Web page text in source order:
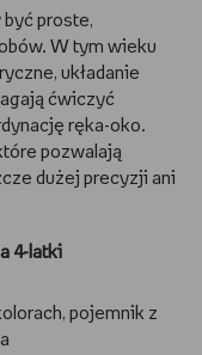
proste,
W tym wieku
układanie
ćwiczyć
ręka-oko.
pozwalają
dużej precyzji ani
4-latki
pojemnik z